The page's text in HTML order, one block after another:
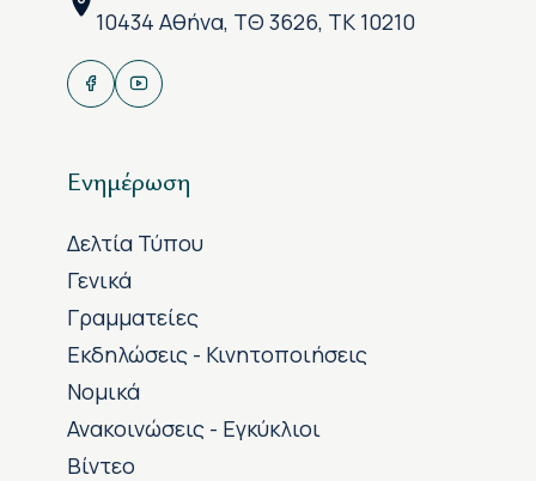
10434 Αθήνα, ΤΘ 3626, ΤΚ 10210
Ενημέρωση
Δελτία Τύπου
Γενικά
Γραμματείες
Εκδηλώσεις - Κινητοποιήσεις
Νομικά
Ανακοινώσεις - Εγκύκλιοι
Βίντεο